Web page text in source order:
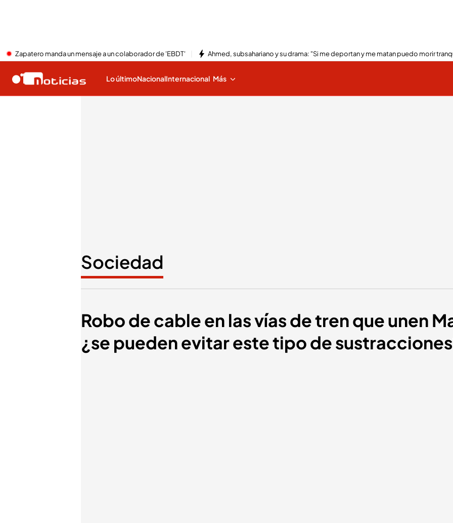
Zapatero manda un mensaje a un colaborador de 'EBDT' Ahmed, subsahariano y su drama: "Si me deportan y me matan puedo morir
Lo últimoNacionalInternacional Más
Sociedad
Robo de cable en las vías de tren que unen
¿se pueden evitar este tipo de